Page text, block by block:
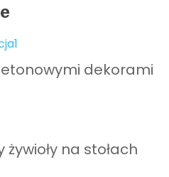
dekorami
na stołach